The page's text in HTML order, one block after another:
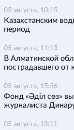
05 августа, 10:15
Казахстанским
период
05 августа, 11:13
В Алматинской
пострадавшего от
05 августа, 15:56
Фонд «Әділ сөз»
журналиста
05 августа, 13:11